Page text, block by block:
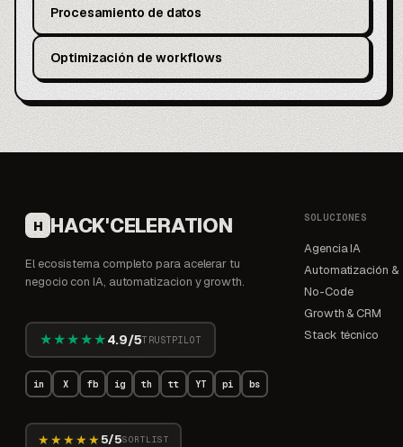
Procesamiento de datos
Optimización de workflows
H HACK'CELERATION
El ecosistema completo para acelerar tu
negocio con IA, automatizacion y growth.
★★★★★4.9/5TRUSTPILOT
in X fb ig th tt YT pi bs
★★★★★ 5/5SORTLIST
SOLUCIONES
Agencia IA
Automatización &
No-Code
Growth & CRM
Stack técnico